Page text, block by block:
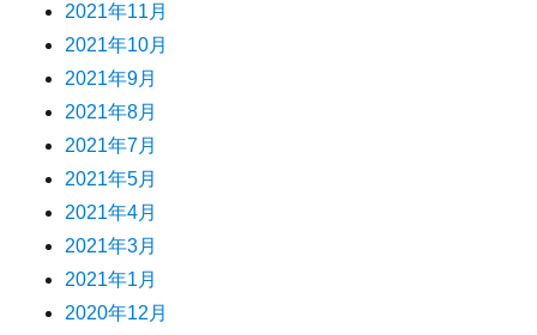
2021年11月
2021年10月
2021年9月
2021年8月
2021年7月
2021年5月
2021年4月
2021年3月
2021年1月
2020年12月